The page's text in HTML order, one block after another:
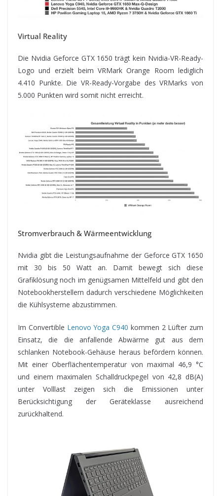
Virtual Reality
Die Nvidia Geforce GTX 1650 trägt kein Nvidia-VR-Ready-
Logo und erzielt beim VRMark Orange Room lediglich
4.410 Punkte. Die VR-Ready-Vorgabe des VRMarks von
5.000 Punkten wird somit nicht erreicht.
Stromverbrauch & Wärmeentwicklung
Nvidia gibt die Leistungsaufnahme der Geforce GTX 1650
mit 30 bis 50 Watt an. Damit bewegt sich diese
Grafiklösung noch im genügsamen Mittelfeld und gibt den
Notebookherstellern dadurch verschiedene Möglichkeiten
die Kühlsysteme abzustimmen.
Im Convertible Lenovo Yoga C940 kommen 2 Lüfter zum
Einsatz, die die anfallende Abwärme gut aus dem
schlanken Notebook-Gehäuse heraus befördern können.
Mit einer Oberflächentemperatur von maximal 46,9 °C
und einem maximalen Schalldruckpegel von 42,8 dB(A)
unter Volllast zeigen sich die Emissionen unter
Berücksichtigung der Geräteklasse ausreichend
zurückhaltend.